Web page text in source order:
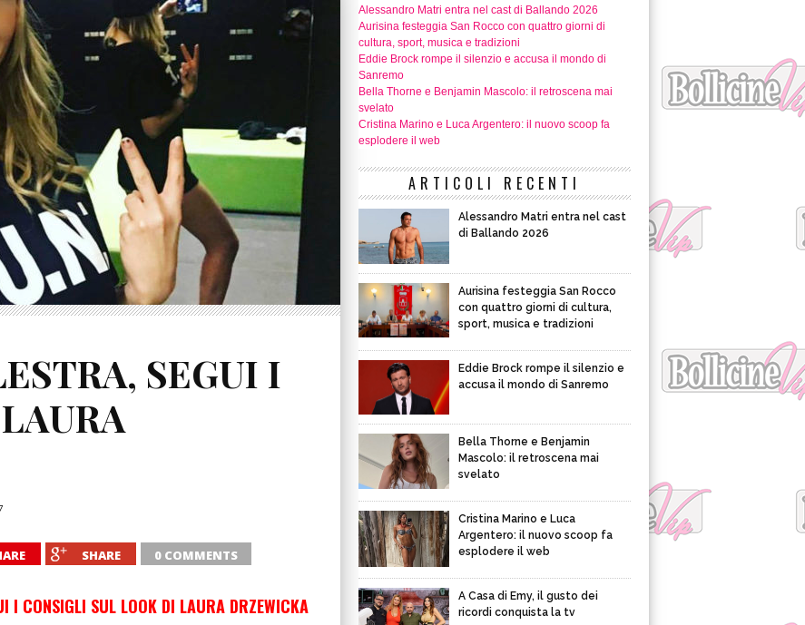
SEGUI I
SHARE 0 COMMENTS
I CONSIGLI SUL LOOK DI LAURA DRZEWICKA
Alessandro Matri entra nel cast di Ballando 2026
Aurisina festeggia San Rocco con quattro giorni di
cultura, sport, musica e tradizioni
Eddie Brock rompe il silenzio e accusa il mondo di
Sanremo
Bella Thorne e Benjamin Mascolo: il retroscena mai
svelato
Cristina Marino e Luca Argentero: il nuovo scoop fa
esplodere il web
ARTICOLI RECENTI
Alessandro Matri entra nel cast
di Ballando 2026
Aurisina festeggia San Rocco
con quattro giorni di cultura,
sport, musica e tradizioni
Eddie Brock rompe il silenzio e
accusa il mondo di Sanremo
Bella Thorne e Benjamin
Mascolo: il retroscena mai
svelato
Cristina Marino e Luca
Argentero: il nuovo scoop fa
esplodere il web
A Casa di Emy, il gusto dei
ricordi conquista la tv